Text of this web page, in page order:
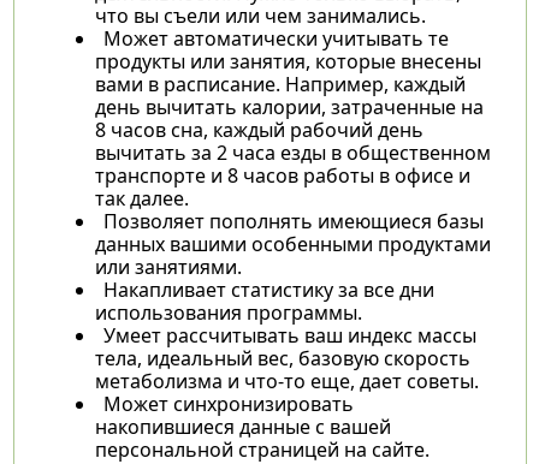
что вы съели или чем занимались.
Может автоматически учитывать те
продукты или занятия, которые внесены
вами в расписание. Например, каждый
день вычитать калории, затраченные на
8 часов сна, каждый рабочий день
вычитать за 2 часа езды в общественном
транспорте и 8 часов работы в офисе и
так далее.
Позволяет пополнять имеющиеся базы
данных вашими особенными продуктами
или занятиями.
Накапливает статистику за все дни
использования программы.
Умеет рассчитывать ваш индекс массы
тела, идеальный вес, базовую скорость
метаболизма и что-то еще, дает советы.
Может синхронизировать
накопившиеся данные с вашей
персональной страницей на сайте.